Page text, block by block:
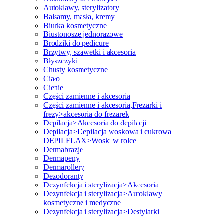
Autoklawy, sterylizatory
Balsamy, masła, kremy
Biurka kosmetyczne
Biustonosze jednorazowe
Brodziki do pedicure
Brzytwy, szawetki i akcesoria
Błyszczyki
Chusty kosmetyczne
Ciało
Cienie
Części zamienne i akcesoria
Części zamienne i akcesoria,Frezarki i
frezy>akcesoria do frezarek
Depilacja>Akcesoria do depilacji
Depilacja>Depilacja woskowa i cukrowa
DEPILFLAX>Woski w rolce
Dermabrazje
Dermapeny
Dermarollery
Dezodoranty
Dezynfekcja i sterylizacja>Akcesoria
Dezynfekcja i sterylizacja>Autoklawy
kosmetyczne i medyczne
Dezynfekcja i sterylizacja>Destylarki